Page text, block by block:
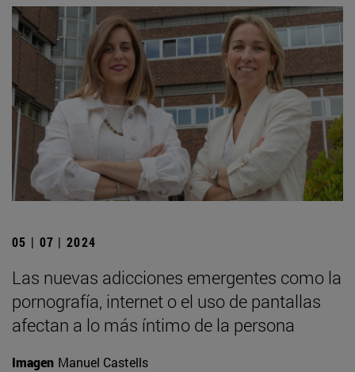
05 | 07 | 2024
Las nuevas adicciones emergentes como la
pornografía, internet o el uso de pantallas
afectan a lo más íntimo de la persona
Imagen Manuel Castells